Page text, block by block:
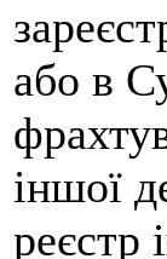
або в
іншої
реєстр